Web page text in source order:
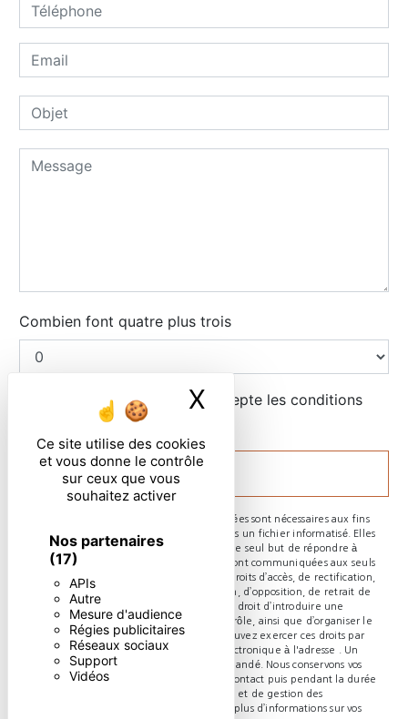
Ce site utilise des cookies
et vous donne le contrôle
sur ceux que vous
souhaitez activer
Nos partenaires
(17)
APIs
Autre
Mesure d'audience
Régies publicitaires
Réseaux sociaux
Support
Vidéos
X Masquer le
Combien font quatre plus trois
En cochant cette case, j'accepte les conditions
particulières ci-dessous **
ENVOYER
** Les données personnelles communiquées sont nécessaires aux fins
de vous contacter et sont enregistrées dans un fichier informatisé. Elles
sont destinées à et ses sous-traitants dans le seul but de répondre à
votre message. Les données collectées seront communiquées aux seuls
destinataires suivants: . Vous disposez de droits d’accès, de rectification,
d’effacement, de portabilité, de limitation, d’opposition, de retrait de
votre consentement à tout moment et du droit d’introduire une
réclamation auprès d’une autorité de contrôle, ainsi que d’organiser le
sort de vos données post-mortem. Vous pouvez exercer ces droits par
voie postale à l'adresse ou par courrier électronique à l'adresse . Un
justificatif d'identité pourra vous être demandé. Nous conservons vos
données pendant la période de prise de contact puis pendant la durée
de prescription légale aux fins probatoires et de gestion des
contentieux. Consultez le site cnil.fr pour plus d’informations sur vos